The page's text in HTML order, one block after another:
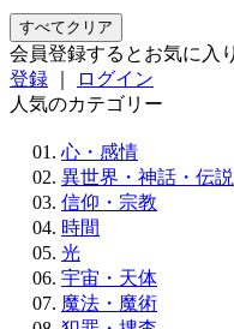
すべてクリア
会員登録するとお気に入
登録
ログイン
人気のカテゴリー
心・感情
異世界・神話・伝説
信仰・宗教
時間
光
宇宙・天体
魔法・魔術